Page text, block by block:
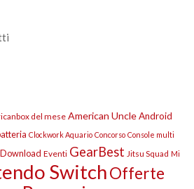
del mese American UncleAndroid
Clockwork Aquario Concorso Console multi
Download Eventi GearBest Jitsu Squad Mi
SwitchOfferte